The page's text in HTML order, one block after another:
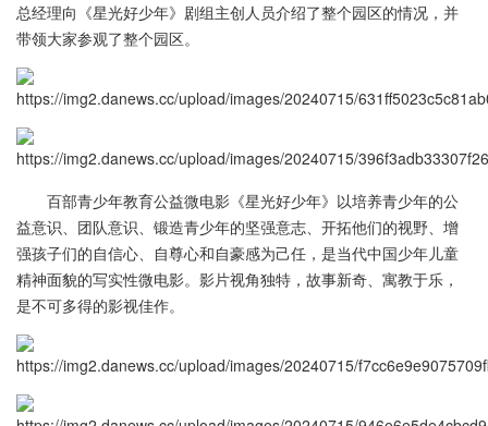
总经理向《星光好少年》剧组主创人员介绍了整个园区的情况，并
带领大家参观了整个园区。
百部青少年教育公益微电影《星光好少年》以培养青少年的公
益意识、团队意识、锻造青少年的坚强意志、开拓他们的视野、增
强孩子们的自信心、自尊心和自豪感为己任，是当代中国少年儿童
精神面貌的写实性微电影。影片视角独特，故事新奇、寓教于乐，
是不可多得的影视佳作。